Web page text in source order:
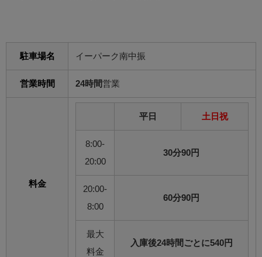
駐車場名 イーパーク南中振
営業時間 24時間営業
料金
平日 土日祝
8:00-
20:00
30分90円
20:00-
8:00
60分90円
最大
料金
入庫後24時間ごとに540円